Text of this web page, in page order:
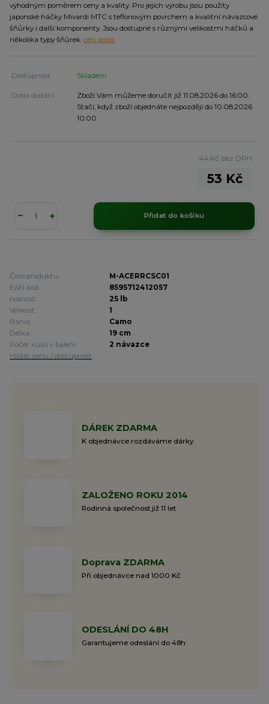
výhodným poměrem ceny a kvality. Pro jejich výrobu jsou použity
japonské háčky Mivardi MTC s teflonovým povrchem a kvalitní návazcové
šňůrky i další komponenty. Jsou dostupné s různými velikostmi háčků a
několika typy šňůrek. celý popis
Dostupnost Skladem
Doba dodání
Zboží Vám můžeme doručit již 11.08.2026 do 16:00.
Stačí, když zboží objednáte nejpozději do 10.08.2026
10:00
53 Kč
44 Kč bez DPH
Přidat do košíku
Číslo produktu:
M-ACERRCSC01
EAN kód:
8595712412057
nosnost:
25 lb
Velikost:
1
Barva:
Camo
Délka:
19 cm
Počet kusů v balení:
2 návazce
Hlídat cenu / dostupnost
DÁREK ZDARMA
K objednávce rozdáváme dárky
ZALOŽENO ROKU 2014
Rodinná společnost již 11 let
Doprava ZDARMA
Při objednávce nad 1000 Kč
ODESLÁNÍ DO 48H
Garantujeme odeslání do 48h